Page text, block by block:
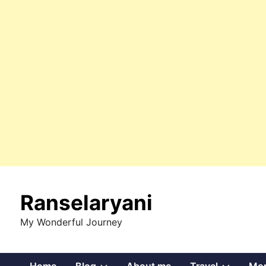
contentRanselaryani
My Wonderful Journey